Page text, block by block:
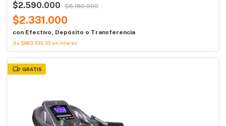
$2.590.000 $5.180.000
$2.331.000
con Efectivo, Depósito o Transferencia
3x $863.333,33 sin interés
GRATIS